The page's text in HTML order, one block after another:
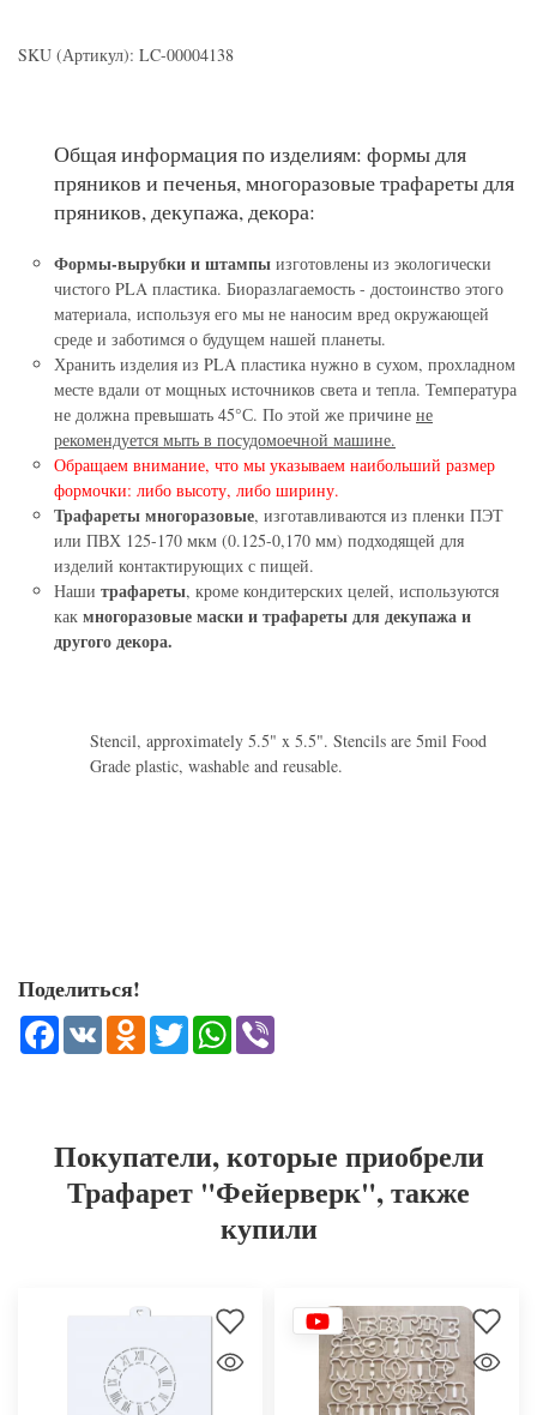
SKU (Артикул): LC-00004138
Общая информация по изделиям: формы для
пряников и печенья, многоразовые трафареты для
пряников, декупажа, декора:
Формы-вырубки и штампы изготовлены из экологически
чистого PLA пластика. Биоразлагаемость - достоинство этого
материала, используя его мы не наносим вред окружающей
среде и заботимся о будущем нашей планеты.
Хранить изделия из PLA пластика нужно в сухом, прохладном
месте вдали от мощных источников света и тепла. Температура
не должна превышать 45°С. По этой же причине не
рекомендуется мыть в посудомоечной машине.
Обращаем внимание, что мы указываем наибольший размер
формочки: либо высоту, либо ширину.
Трафареты многоразовые, изготавливаются из пленки ПЭТ
или ПВХ 125-170 мкм (0.125-0,170 мм) подходящей для
изделий контактирующих с пищей.
Наши трафареты, кроме кондитерских целей, используются
как многоразовые маски и трафареты для декупажа и
другого декора.
Stencil, approximately 5.5" x 5.5". Stencils are 5mil Food
Grade plastic, washable and reusable.
Поделиться!
Facebook
VK Odnoklassniki
TwitterWhatsApp
Покупатели, которые приобрели
Трафарет "Фейерверк", также
купили